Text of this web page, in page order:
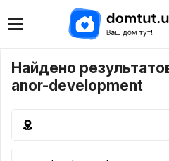
Найдено
anor-development